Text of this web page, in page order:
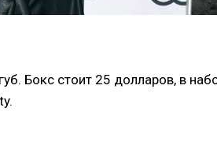
Бокс стоит 25 долларов, в